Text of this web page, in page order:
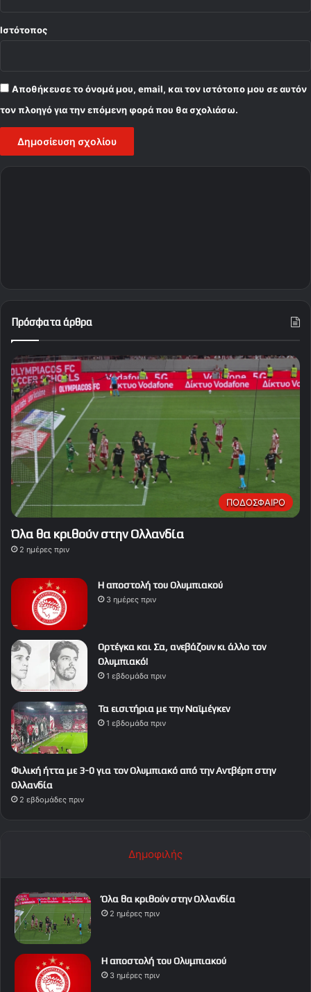
Ιστότοπος
Αποθήκευσε το όνομά μου, email, και τον ιστότοπο μου σε αυτόν
τον πλοηγό για την επόμενη φορά που θα σχολιάσω.
Πρόσφατα άρθρα
ΠΟΔΟΣΦΑΙΡΟ
Όλα θα κριθούν στην Ολλανδία
2 ημέρες πριν
Η αποστολή του Ολυμπιακού
3 ημέρες πριν
Ορτέγκα και Σα, ανεβάζουν κι άλλο τον
Ολυμπιακό!
1 εβδομάδα πριν
Τα εισιτήρια με την Ναϊμέγκεν
1 εβδομάδα πριν
Φιλική ήττα με 3-0 για τον Ολυμπιακό από την Αντβέρπ στην
Ολλανδία
2 εβδομάδες πριν
Δημοφιλής
Όλα θα κριθούν στην Ολλανδία
2 ημέρες πριν
Η αποστολή του Ολυμπιακού
3 ημέρες πριν